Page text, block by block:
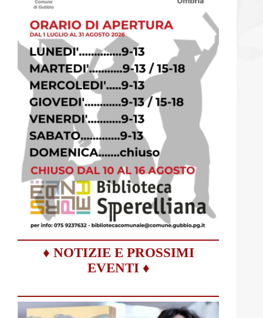
♦ NOTIZIE E PROSSIMI
EVENTI ♦